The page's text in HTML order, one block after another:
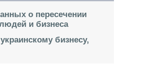
о пересечении
и бизнеса
бизнесу,